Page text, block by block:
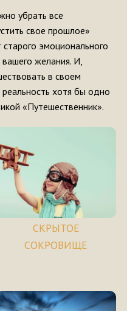
убрать все
свое прошлое»
эмоционального
желания. И,
в своем
хотя бы одно
«Путешественник».
СКРЫТОЕ
СОКРОВИЩЕ